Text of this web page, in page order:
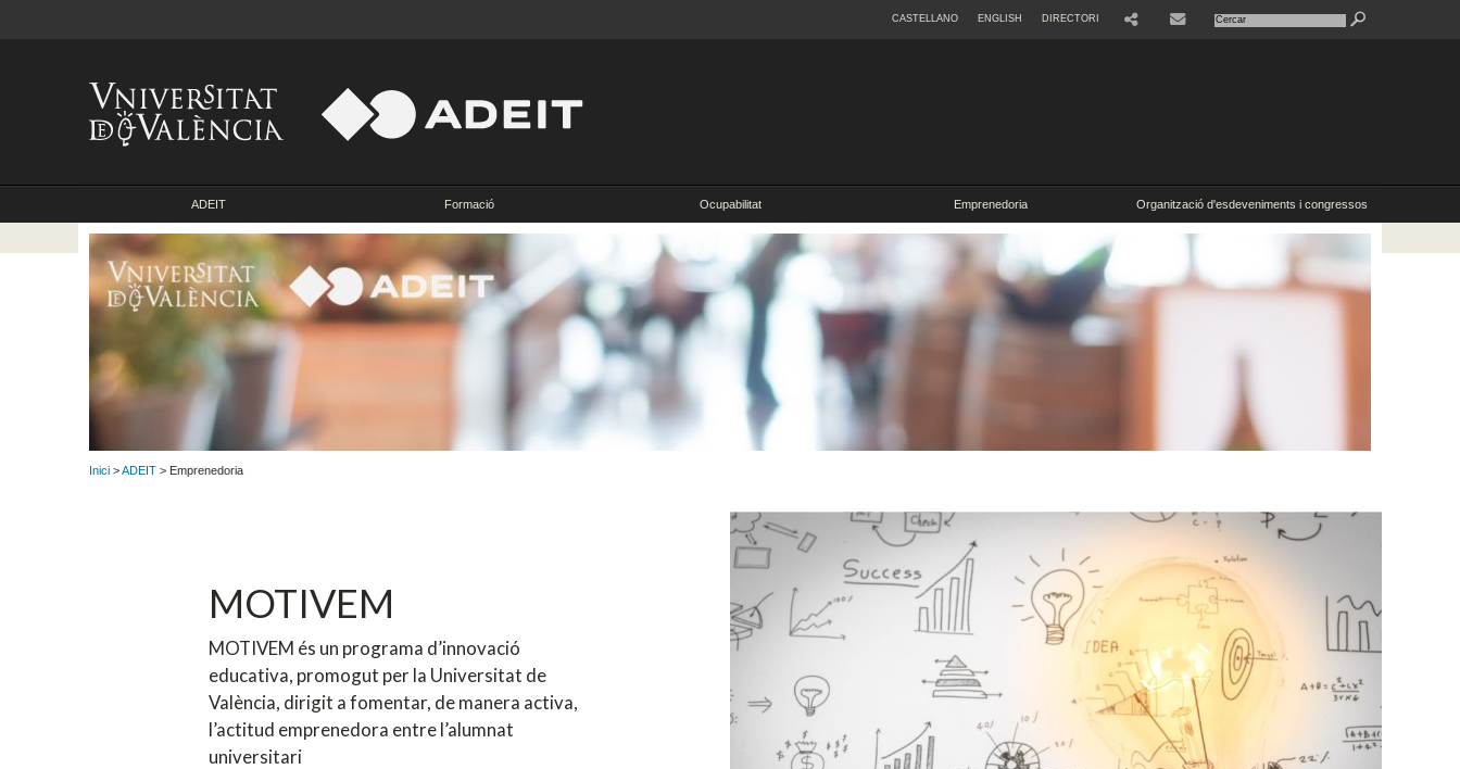
CASTELLANO ENGLISH DIRECTORI
ADEIT Formació Ocupabilitat Emprenedoria Organització d'esdeveniments i congressos
Inici >ADEIT > Emprenedoria
MOTIVEM
MOTIVEM és un programa d’innovació
educativa, promogut per la Universitat de
València, dirigit a fomentar, de manera activa,
l’actitud emprenedora entre l’alumnat
universitari